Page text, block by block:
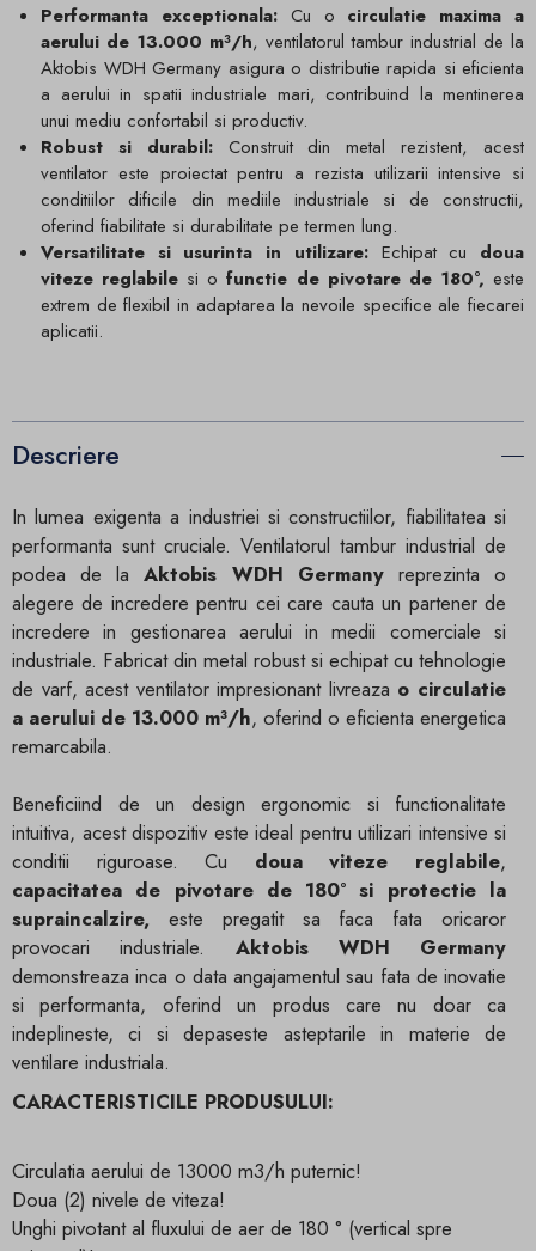
Performanta exceptionala:Cu o circulatie maxima a
aerului de 13.000 m³/h, ventilatorul tambur industrial de la
Aktobis WDH Germany asigura o distributie rapida si eficienta
a aerului in spatii industriale mari, contribuind la mentinerea
unui mediu confortabil si productiv.
Robust si durabil:Construit din metal rezistent, acest
ventilator este proiectat pentru a rezista utilizarii intensive si
conditiilor dificile din mediile industriale si de constructii,
oferind fiabilitate si durabilitate pe termen lung.
Versatilitate si usurinta in utilizare:Echipat cu doua
viteze reglabile si ofunctie de pivotare de 180°, este
extrem de flexibil in adaptarea la nevoile specifice ale fiecarei
aplicatii.
Descriere
In lumea exigenta a industriei si constructiilor, fiabilitatea si
performanta sunt cruciale. Ventilatorul tambur industrial de
podea de laAktobis WDH Germanyreprezinta o
alegere de incredere pentru cei care cauta un partener de
incredere in gestionarea aerului in medii comerciale si
industriale. Fabricat din metal robust si echipat cu tehnologie
de varf, acest ventilator impresionant livreaza o circulatie
a aerului de 13.000 m³/h, oferind o eficienta energetica
remarcabila.
Beneficiind de un design ergonomic si functionalitate
intuitiva, acest dispozitiv este ideal pentru utilizari intensive si
conditii riguroase. Cu doua viteze reglabile,
capacitatea de pivotare de 180° si protectie la
supraincalzire, este pregatit sa faca fata oricaror
provocari industriale. Aktobis WDH Germany
demonstreaza inca o data angajamentul sau fata de inovatie
si performanta, oferind un produs care nu doar ca
indeplineste, ci si depaseste asteptarile in materie de
ventilare industriala.
CARACTERISTICILE PRODUSULUI:
Circulatia aerului de 13000 m3/h puternic!
Doua (2) nivele de viteza!
Unghi pivotant al fluxului de aer de 180 ° (vertical spre